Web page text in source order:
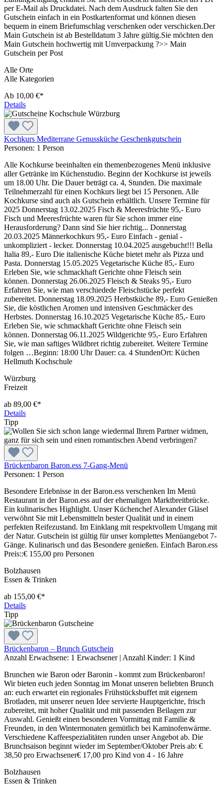
per E-Mail als Druckdatei. Nach dem Ausdruck falten Sie den
Gutschein einfach in ein Postkartenformat und können diesen
bequem in einem Briefumschlag verschenken oder verschicken.Der
Main Gutschein ist ab Bestelldatum 3 Jahre gültig.Sie möchten den
Main Gutschein hochwertig mit Umverpackung ?>> Main
Gutschein per Post
Alle Orte
Alle Kategorien
Ab 10,00 €*
Details
Kochkurs Mediterrane Genussküche Geschenkgutschein
Personen: 1 Person
Alle Kochkurse beeinhalten ein themenbezogenes Menü inklusive
aller Getränke im Küchenstudio. Beginn der Kochkurse ist jeweils
um 18.00 Uhr. Die Dauer beträgt ca. 4, Stunden. Die maximale
Teilnehmerzahl für einen Kochkurs liegt bei 15 Personen. Alle
Kochkurse sind auch als Gutschein erhältlich. Unsere Termine für
2025 Donnerstag 13.02.2025 Fisch & Meeresfrüchte 95,- Euro
Fisch und Meeresfrüchte waren für Sie schon immer eine
Herausforderung? Dann sind Sie hier richtig... Donnerstag
20.03.2025 Männerkochkurs 95,- Euro Einfach - genial -
unkompliziert - lecker. Donnerstag 10.04.2025 ausgebucht!!! Bella
Italia 89,- Euro Die italienische Küche bietet mehr als Pizza und
Pasta. Donnerstag 15.05.2025 Vegetarische Küche 85,- Euro
Erleben Sie, wie schmackhaft Gerichte ohne Fleisch sein
können. Donnerstag 26.06.2025 Fleisch & Steaks 95,- Euro
Erfahren Sie, wie man verschiedede Fleischstücke perfekt
zubereitet. Donnerstag 18.09.2025 Herbstküche 89,- Euro Genießen
Sie, die köstlichen Aromen und intensiven Geschmäcker des
Herbstes. Donnerstag 16.10.2025 Vegetarische Küche 85,- Euro
Erleben Sie, wie schmackhaft Gerichte ohne Fleisch sein
können. Donnerstag 06.11.2025 Wildgerichte 95,- Euro Erfahren
Sie, wie man saftiges Wildbret richtig zubereitet. Weitere Termine
folgen …Beginn: 18:00 Uhr Dauer: ca. 4 StundenOrt: Küchen
Hellmuth Kochschule
Würzburg
Freizeit
ab 89,00 €*
Details
Tipp
Brückenbaron Baron.ess 7-Gang-Menü
Personen: 1 Person
Besondere Erlebnisse in der Baron.ess verschenken Im Menü
Restaurant in der Baron.ess auf der ehemaligen Marktbreitbrücke.
Ein kulinarisches Highlight. Unser Küchenchef Alexander Gläsel
verwöhnt Sie mit Lebensmitteln bester Qualität und in einem
perfekten Reifezustand. Im Einklang mit respektvollem Umgang mit
der Natur. Gutschein ist gültig für unser komplettes Menüangebot 7-
Gänge. Kulinarisch und das Besondere genießen. Einfach Baron.ess
Preis::€ 155,00 pro Personen
Bolzhausen
Essen & Trinken
ab 155,00 €*
Details
Tipp
Brückenbaron – Brunch Gutschein
Anzahl Erwachsene: 1 Erwachsener | Anzahl Kinder: 1 Kind
Brunchen wie Baron oder Baronin - kommt zum Brückenbaron!
Wir bieten euch jeden Sonntag im Monat unseren beliebten Brunch
an: euch erwartet ein regionales Frühstücksbuffet mit eigenem
Brotladen, mit unserer neuen Idee servierte Hauptgerichte, frisch
zubereitet, mit hoher Qualität und mit passenden Beilagen zur
Auswahl. Genießt einen besonderen Vormittag mit Familie &
Freunden, in den Wintermonaten gemütlich bei Kaminofenwärme.
Verschiedene Kaffeespezialitäten runden unser Angebot ab. Die
Brunchsaison beginnt wieder im September/Oktober Preis ab: €
38,50 pro Erwachsener€ 17,00 pro Kind von 4 - 16 Jahre
Bolzhausen
Essen & Trinken